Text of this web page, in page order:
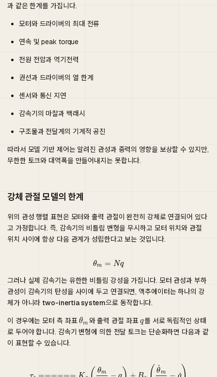
과 같은 한계를 가집니다.
모터와 드라이버의 최대 전류
연속 및 peak torque
전원 전압과 역기전력
권선과 드라이버의 열 한계
센서와 통신 지연
감속기의 마찰과 백래시
구조물과 전달계의 기계적 공진
따라서 모델 기반 제어는 알려진 관성과 중력의 영향을 보상할 수 있지만,
무한한 토크와 대역폭을 만들어내지는 못합니다.
강체 관절 모델의 한계
위의 관성 행렬 표현은 모터와 출력 관절이 완전히 강체로 연결되어 있다
고 가정합니다. 즉, 감속기의 비틀림 변형을 무시하고 모터 위치와 관절
위치 사이에 항상 다음 관계가 성립한다고 보는 것입니다.
θ m= Nq
그러나 실제 감속기는 유한한 비틀림 강성을 가집니다. 모터 관성과 부하
관성이 감속기의 탄성을 사이에 두고 연결되면, 액추에이터는 하나의 강
체가 아니라two-inertia system으로 동작합니다.
이 경우에는 모터 측 좌표 와 출력 관절 좌표 를 서로 독립적인 상태
로 두어야 합니다. 감속기 변형에 의한 전달 토크는 단순화하면 다음과 같
이 표현할 수 있습니다.
θ m + N −